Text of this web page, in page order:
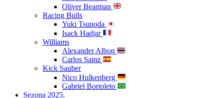
Oliver Bearman
Racing Bulls
Yuki Tsunoda
Isack Hadjar
Williams
Alexander Albon
Carlos Sainz
Kick Sauber
Nico Hulkenberg
Gabriel Bortoleto
Sezona 2025.